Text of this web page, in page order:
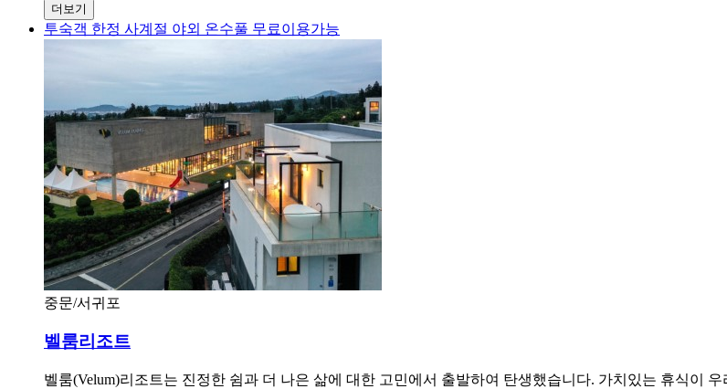
더보기
투숙객 한정 사계절 야외 온수풀 무료이용가능
중문/서귀포
벨룸리조트
벨룸(Velum)리조트는 진정한 쉼과 더 나은 삶에 대한 고민에서 출발하여 탄생했습니다. 가치있는 휴식이